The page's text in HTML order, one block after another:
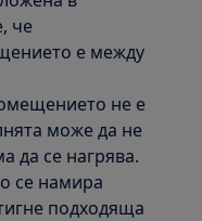
че
е между
не е
може да не
да се нагрява.
се намира
подходяща